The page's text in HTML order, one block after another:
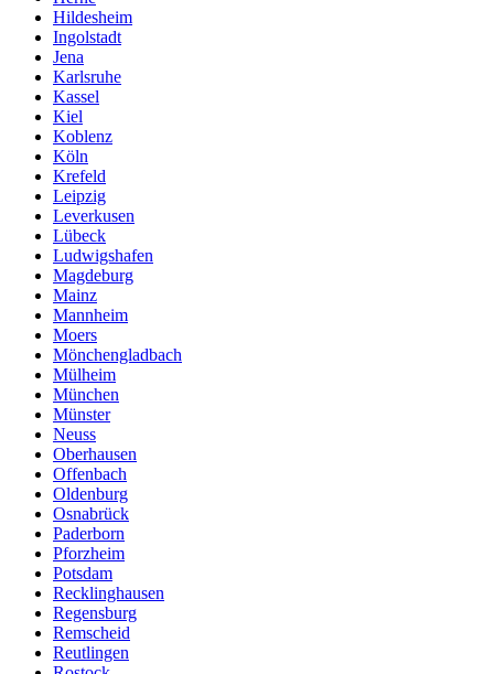
Hildesheim
Ingolstadt
Jena
Karlsruhe
Kassel
Kiel
Koblenz
Köln
Krefeld
Leipzig
Leverkusen
Lübeck
Ludwigshafen
Magdeburg
Mainz
Mannheim
Moers
Mönchengladbach
Mülheim
München
Münster
Neuss
Oberhausen
Offenbach
Oldenburg
Osnabrück
Paderborn
Pforzheim
Potsdam
Recklinghausen
Regensburg
Remscheid
Reutlingen